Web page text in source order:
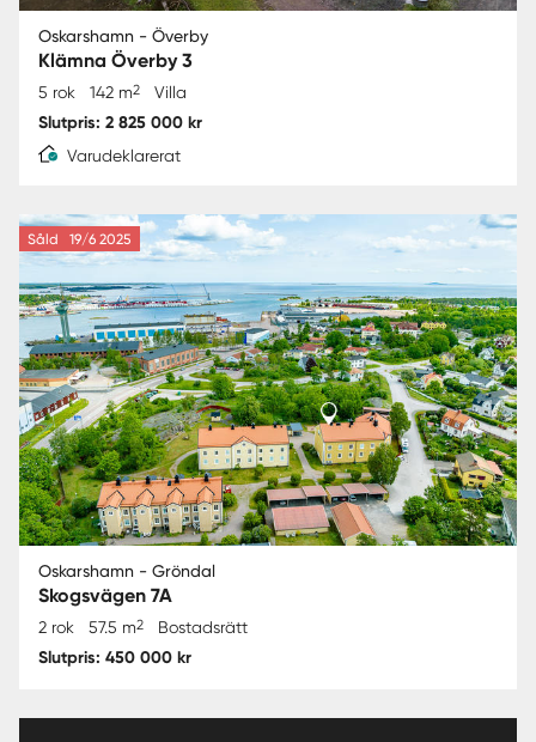
Oskarshamn - Överby
Klämna Överby 3
5 rok 142 m2 Villa
Slutpris: 2 825 000 kr
Varudeklarerat
Såld 19/6 2025
Oskarshamn - Gröndal
Skogsvägen 7A
2 rok 57.5 m2 Bostadsrätt
Slutpris: 450 000 kr